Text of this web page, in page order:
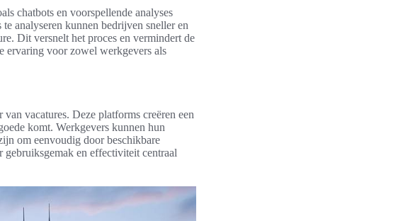
chatbots en voorspellende analyses
analyseren kunnen bedrijven sneller en
Dit versnelt het proces en vermindert de
ervaring voor zowel werkgevers als
vacatures. Deze platforms creëren een
komt. Werkgevers kunnen hun
om eenvoudig door beschikbare
en effectiviteit centraal